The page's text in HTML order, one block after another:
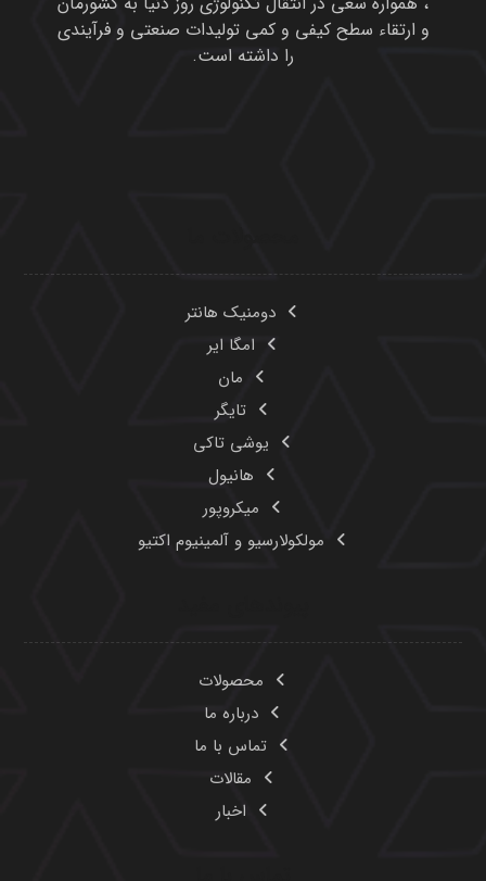
و ارتقاء سطح کیفی و کمی تولیدات صنعتی و فرآیندی
را داشته است.
دومنیک هانتر
امگا ایر
مان
تایگر
یوشی تاکی
هانیول
میکروپور
مولکولارسیو و آلمینیوم اکتیو
محصولات
درباره ما
تماس با ما
مقالات
اخبار